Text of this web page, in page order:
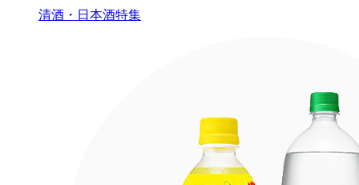
清酒・日本酒特集